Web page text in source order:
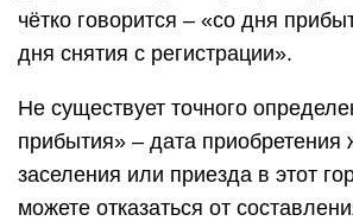
чётко говорится – «со дня
дня снятия с регистрации».
Не существует точного
прибытия» – дата приобретения
заселения или приезда в этот
можете отказаться от